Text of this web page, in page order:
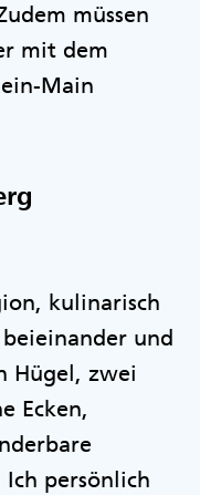
müssen
mit dem
Main
kulinarisch
und
Hügel, zwei
Ecken,
persönlich